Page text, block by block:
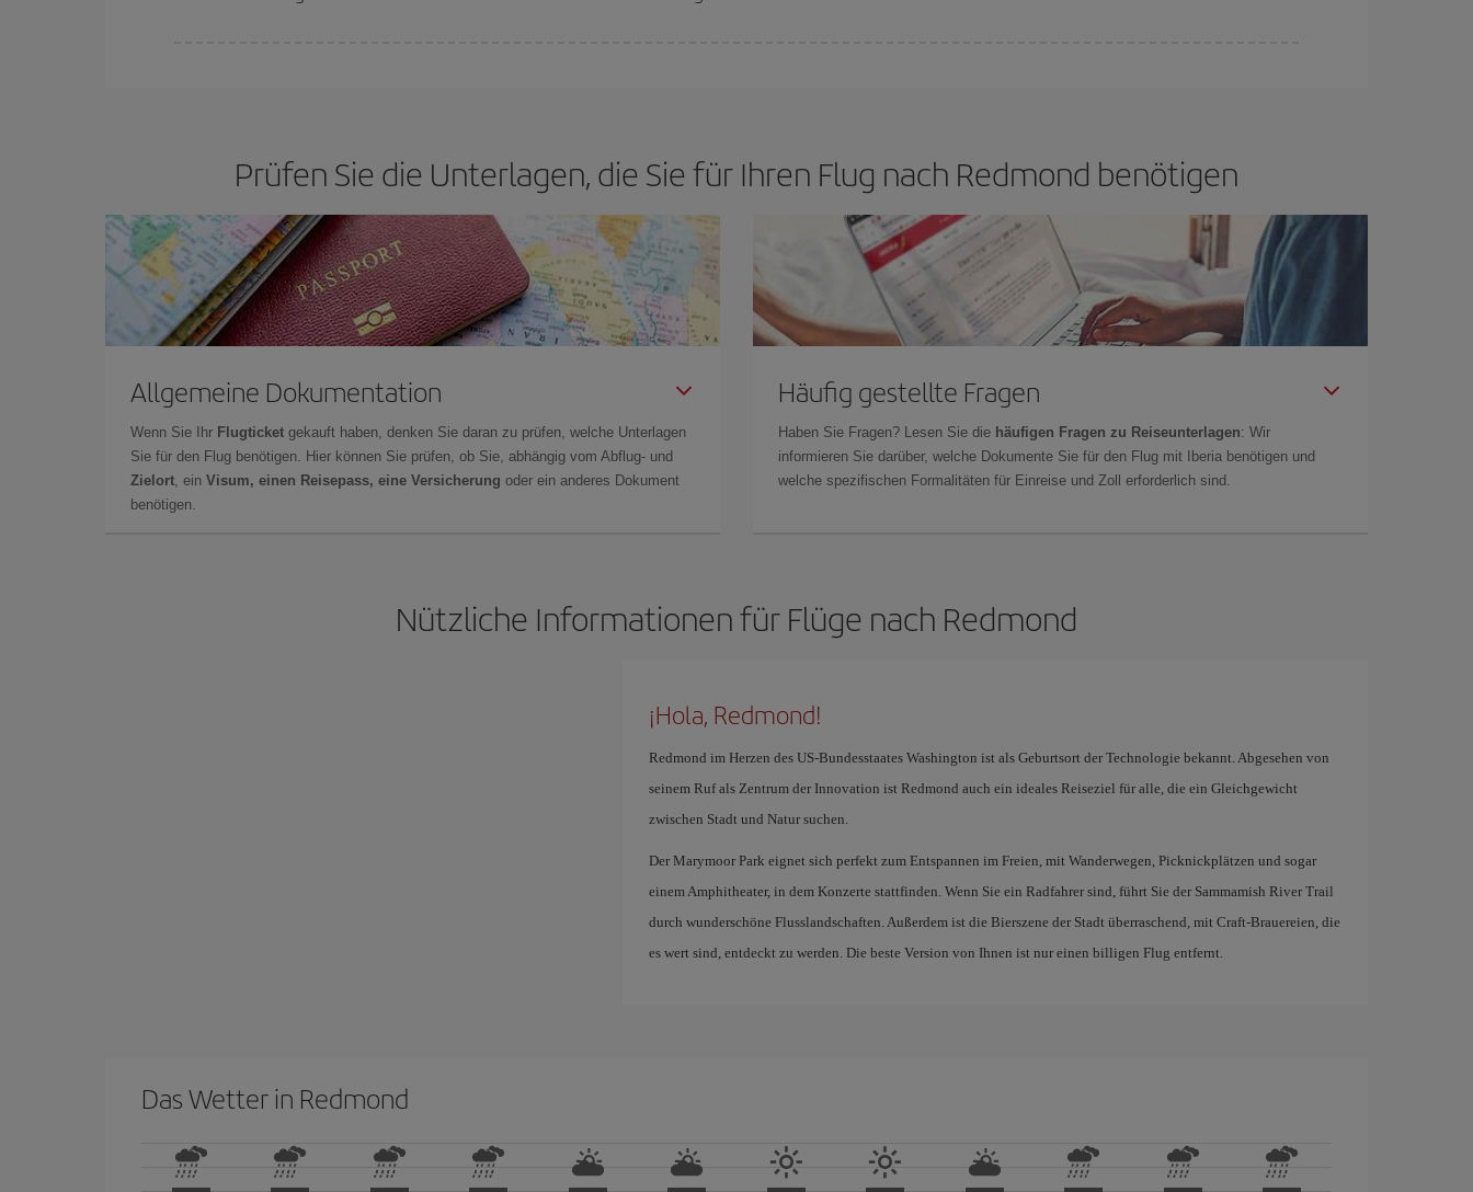
Prüfen Sie die Unterlagen, die Sie für Ihren Flug nach Redmond benötigen
Allgemeine Dokumentation
Wenn Sie Ihr Flugticket gekauft haben, denken Sie daran zu prüfen, welche Unterlagen
Sie für den Flug benötigen. Hier können Sie prüfen, ob Sie, abhängig vom Abflug- und
Zielort , ein Visum, einen Reisepass, eine Versicherung oder ein anderes Dokument
benötigen.
Häufig gestellte Fragen
Haben Sie Fragen? Lesen Sie die häufigen Fragen zu Reiseunterlagen: Wir
informieren Sie darüber, welche Dokumente Sie für den Flug mit Iberia benötigen und
welche spezifischen Formalitäten für Einreise und Zoll erforderlich sind.
Nützliche Informationen für Flüge nach Redmond
¡Hola, Redmond!
Redmond im Herzen des US-Bundesstaates Washington ist als Geburtsort der Technologie bekannt. Abgesehen von
seinem Ruf als Zentrum der Innovation ist Redmond auch ein ideales Reiseziel für alle, die ein Gleichgewicht
zwischen Stadt und Natur suchen.
Der Marymoor Park eignet sich perfekt zum Entspannen im Freien, mit Wanderwegen, Picknickplätzen und sogar
einem Amphitheater, in dem Konzerte stattfinden. Wenn Sie ein Radfahrer sind, führt Sie der Sammamish River Trail
durch wunderschöne Flusslandschaften. Außerdem ist die Bierszene der Stadt überraschend, mit Craft-Brauereien, die
es wert sind, entdeckt zu werden. Die beste Version von Ihnen ist nur einen billigen Flug entfernt.
Das Wetter in Redmond